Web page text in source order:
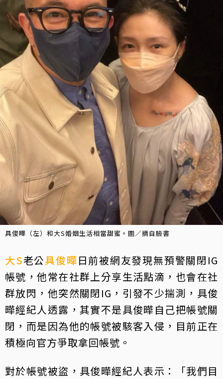
具俊曄（左）和大S婚姻生活相當甜蜜。圖／摘自臉書
大S老公具俊曄日前被網友發現無預警關閉IG
帳號，他常在社群上分享生活點滴，也會在社
群放閃，他突然關閉IG，引發不少揣測，具俊
曄經紀人透露，其實不是具俊曄自己把帳號關
閉，而是因為他的帳號被駭客入侵，目前正在
積極向官方爭取拿回帳號。
對於帳號被盜，具俊曄經紀人表示：「我們目